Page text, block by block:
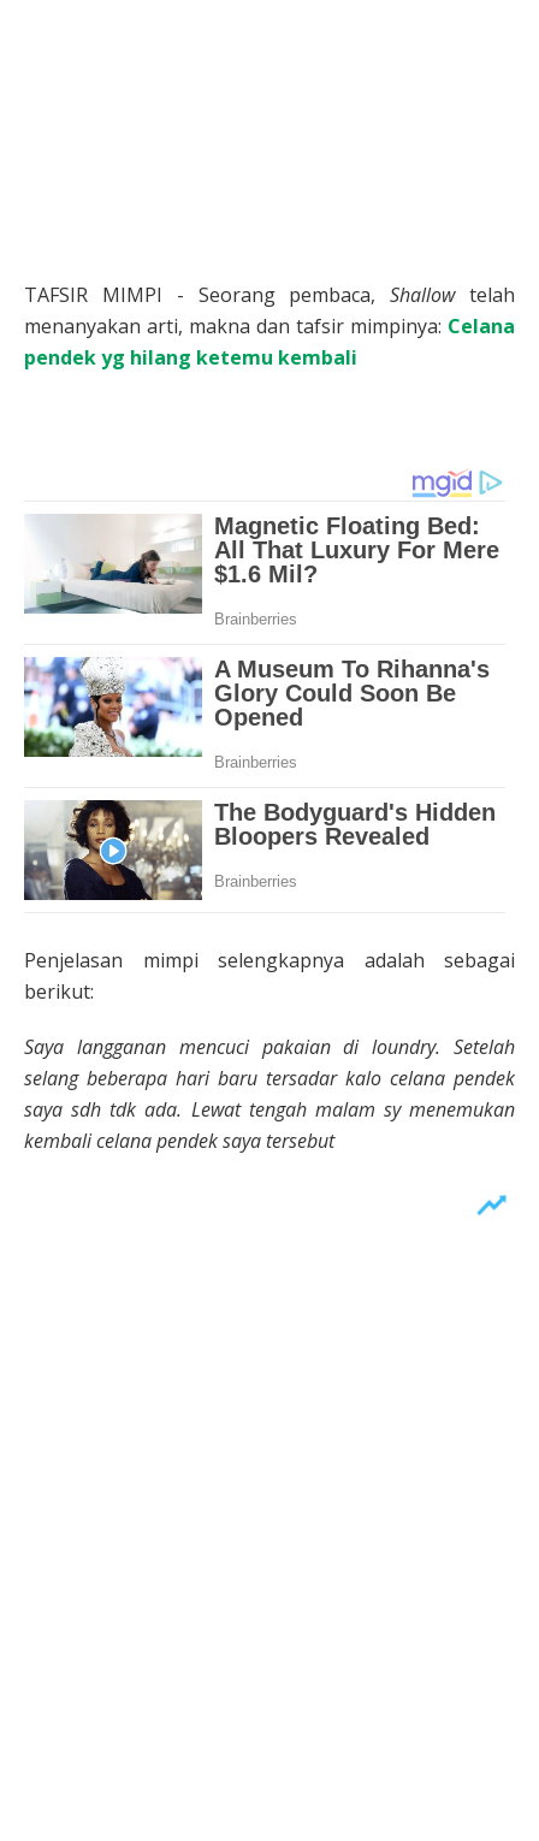
TAFSIR MIMPI - Seorang pembaca,Shallowtelah
menanyakan arti, makna dan tafsir mimpinya: Celana
pendek yg hilang ketemu kembali
Penjelasan mimpi selengkapnya adalah sebagai
berikut:
Saya langganan mencuci pakaian di loundry. Setelah
selang beberapa hari baru tersadar kalo celana pendek
saya sdh tdk ada. Lewat tengah malam sy menemukan
kembali celana pendek saya tersebut